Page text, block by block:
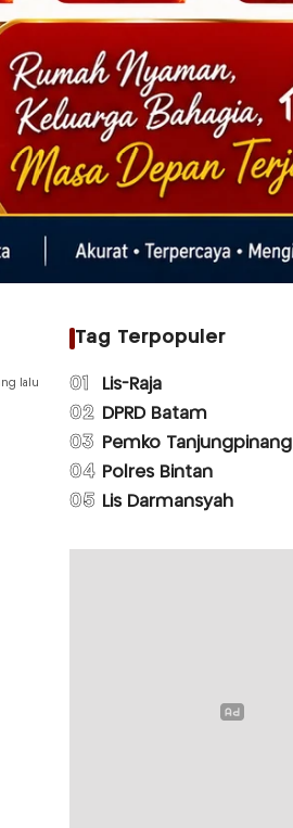
lalu
Tag Terpopuler
01 Lis-Raja
02 DPRD Batam
03 Pemko Tanjungpinang
04 Polres Bintan
05 Lis Darmansyah